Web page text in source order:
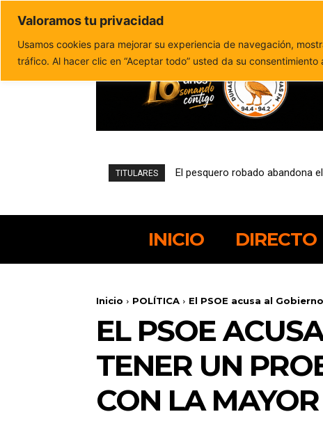
Valoramos tu privacidad
Usamos cookies para mejorar su experiencia de navegación,
tráfico. Al hacer clic en “Aceptar todo” usted da su consentimiento
Política de privacidad
TITULARES Una encuesta del Cabildo
INICIO DIRECTO
Inicio POLÍTICA El PSOE acusa al
EL PSOE
TENER UN
CON LA